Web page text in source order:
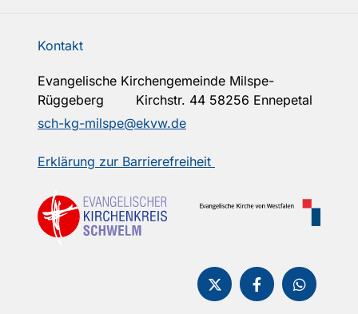
Kontakt
Evangelische Kirchengemeinde Milspe-
Rüggeberg Kirchstr. 44 58256 Ennepetal
sch-kg-milspe@ekvw.de
Erklärung zur Barrierefreiheit